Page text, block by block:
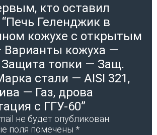
кто оставил
Геленджик в
кожухе с открытым
Варианты кожуха —
топки — Защ.
стали — AISI 321,
— Газ, дрова
с ГГУ-60”
не будет опубликован.
поля помечены *